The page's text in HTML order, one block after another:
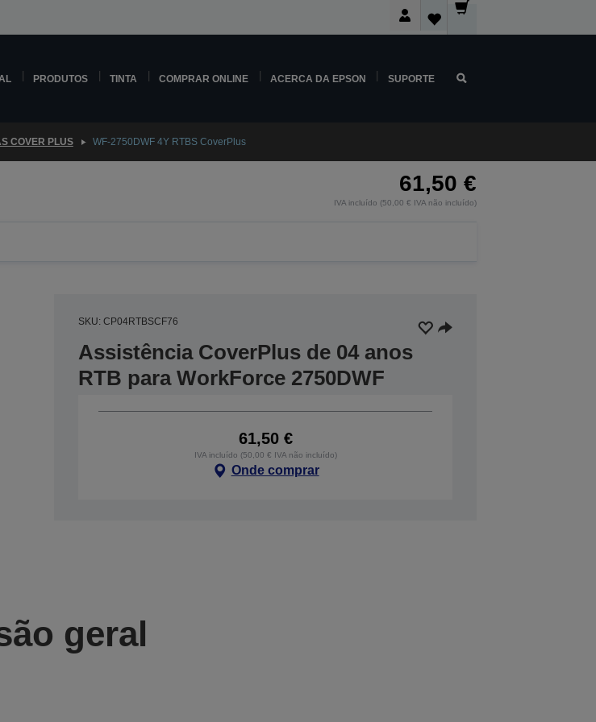
PRODUTOS TINTA COMPRAR ONLINE ACERCA DA EPSON SUPORTE
COVER PLUS WF-2750DWF 4Y RTBS CoverPlus
61,50 €
IVA incluído (50,00 € IVA não incluído)
SKU: CP04RTBSCF76
Assistência CoverPlus de 04 anos
RTB para WorkForce 2750DWF
61,50 €
IVA incluído (50,00 € IVA não incluído)
Onde comprar
geral